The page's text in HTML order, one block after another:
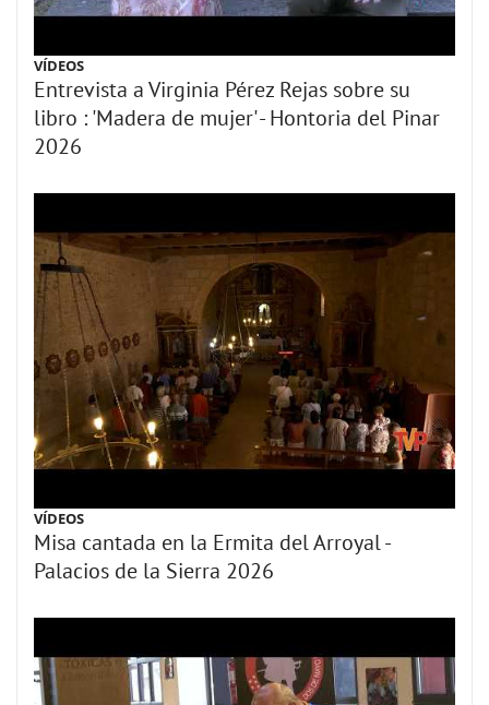
VÍDEOS
Entrevista a Virginia Pérez Rejas sobre su
libro : 'Madera de mujer' - Hontoria del Pinar
2026
VÍDEOS
Misa cantada en la Ermita del Arroyal -
Palacios de la Sierra 2026